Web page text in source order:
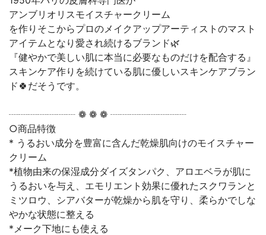
アンブリオリスモイスチャークリーム
を作りそこからプロのメイクアップアーティストのマスト
アイテムとなり愛され続けるブランド🌿
『健やかで美しい肌に本当に必要なものだけを配合する』
スキンケア作りを続けている肌に優しいスキンケアブラン
ド🍀だそうです。
┈┈┈┈┈┈┈ ❁ ❁ ❁ ┈┈┈┈┈┈┈┈
○商品特徴
* うるおい成分を豊富に含んだ乾燥肌向けのモイスチャー
クリーム
*植物由来の保湿成分ダイズタンパク、アロエベラが肌に
うるおいを与え、エモリエント効果に優れたスクワランと
ミツロウ、シアバターが乾燥から肌を守り、柔らかでしな
やかな状態に整える
*メーク下地にも使える